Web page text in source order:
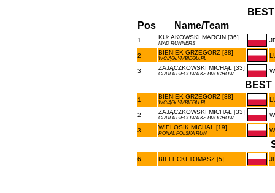
Pos
Name/Team
1 KUŁAKOWSKI MARCIN [36]
MAD RUNNERS
2 BIENIEK GRZEGORZ [38]
WCIĄGŁYMBIEGU.PL
3 ZAJĄCZKOWSKI MICHAŁ [33]
GRUPA BIEGOWA KS BROCHÓW
BEST
1 BIENIEK GRZEGORZ [38]
WCIĄGŁYMBIEGU.PL
2 ZAJĄCZKOWSKI MICHAŁ [33]
GRUPA BIEGOWA KS BROCHÓW
3 WIELOSIK MICHAŁ [19]
RONAL POLSKA RUN
6 BIELECKI TOMASZ [5]